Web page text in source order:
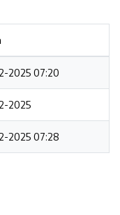
2025 07:20
2025
2025 07:28